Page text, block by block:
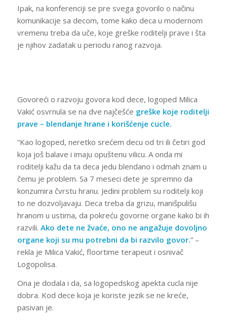
Ipak, na konferenciji se pre svega govorilo o načinu
komunikacije sa decom, tome kako deca u modernom
vremenu treba da uče, koje greške roditelji prave i šta
je njihov zadatak u periodu ranog razvoja.
Govoreći o razvoju govora kod dece, logoped Milica
Vakić osvrnula se na dve najčešće greške koje roditelji
prave – blendanje hrane i korišćenje cucle.
“Kao logoped, neretko srećem decu od tri ili četiri god
koja još balave i imaju opuštenu vilicu. A onda mi
roditelji kažu da ta deca jedu blendano i odmah znam u
čemu je problem. Sa 7 meseci dete je spremno da
konzumira čvrstu hranu. Jedini problem su roditelji koji
to ne dozvoljavaju. Deca treba da grizu, manišpulišu
hranom u ustima, da pokreću govorne organe kako bi ih
razvili. Ako dete ne žvaće, ono ne angažuje dovoljno
organe koji su mu potrebni da bi razvilo govor.” –
rekla je Milica Vakić, floortime terapeut i osnivač
Logopolisa.
Ona je dodala i da, sa logopedskog apekta cucla nije
dobra. Kod dece koja je koriste jezik se ne kreće,
pasivan je.